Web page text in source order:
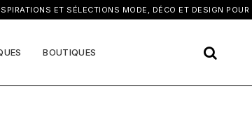
ET SÉLECTIONS MODE, DÉCO ET DESIGN POUR ×
BOUTIQUES